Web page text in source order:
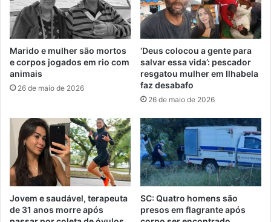
Marido e mulher são mortos
e corpos jogados em rio com
animais
26 de maio de 2026
‘Deus colocou a gente para
salvar essa vida’: pescador
resgatou mulher em Ilhabela
faz desabafo
26 de maio de 2026
Jovem e saudável, terapeuta
de 31 anos morre após
SC: Quatro homens são
presos em flagrante após